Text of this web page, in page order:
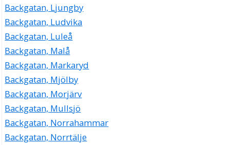
Backgatan, Ljungby
Backgatan, Ludvika
Backgatan, Luleå
Backgatan, Malå
Backgatan, Markaryd
Backgatan, Mjölby
Backgatan, Morjärv
Backgatan, Mullsjö
Backgatan, Norrahammar
Backgatan, Norrtälje